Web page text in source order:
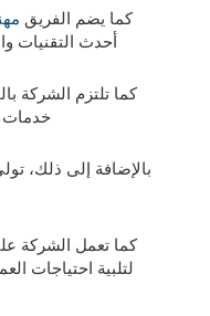
كما يضم الفريق
أحدث التقنيات
كما تلتزم الشركة
خدمات
بالإضافة إلى ذلك،
كما تعمل الشركة
لتلبية احتياجات